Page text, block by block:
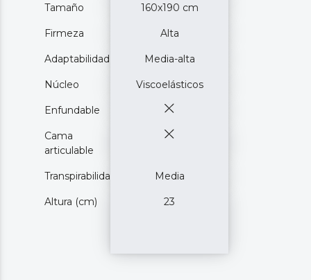
Tamaño 160x190 cm
Firmeza Alta
Adaptabilidad Media-alta
Núcleo Viscoelásticos
Enfundable
Cama
articulable
Transpirabilidad Media
Altura (cm) 23